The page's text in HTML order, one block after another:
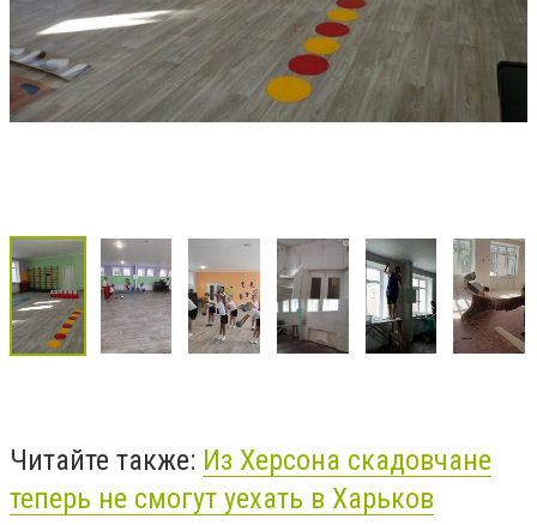
Читайте также: Из Херсона скадовчане
теперь не смогут уехать в Харьков